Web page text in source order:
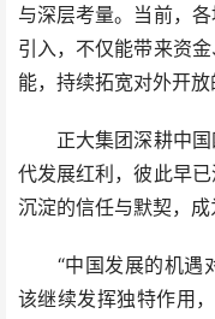
与深层考量。当前，
引入，不仅能带来资
能，持续拓宽对外开放
正大集团深耕中国
代发展红利，彼此早
沉淀的信任与默契，成
“中国发展的机遇
该继续发挥独特作用